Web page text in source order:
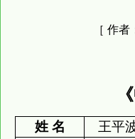
［ 作者
姓 名 王平